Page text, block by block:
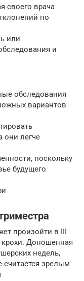
своего врача
по
или
и
обследования
вариантов
они легче
поскольку
будущего
произойти в III
Доношенная
недель,
считается зрелым